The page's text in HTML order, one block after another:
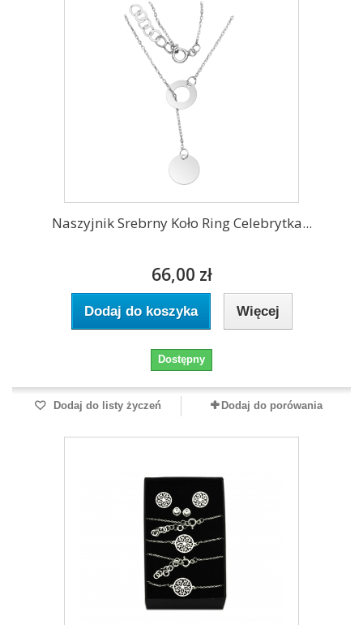
Naszyjnik Srebrny Koło Ring Celebrytka...
66,00 zł
Dodaj do koszyka Więcej
Dostępny
Dodaj do listy życzeń Dodaj do porówania